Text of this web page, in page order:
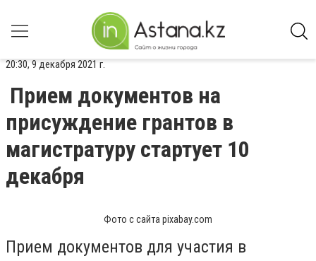
20:30, 9 декабря 2021 г.
Прием документов на
присуждение грантов в
магистратуру стартует 10
декабря
Фото с сайта pixabay.com
Прием документов для участия в